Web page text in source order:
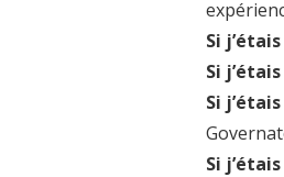
Si
Si
Si
Si